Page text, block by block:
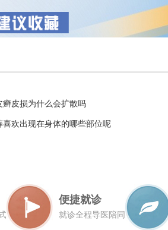
癣皮损为什么会扩散吗
喜欢出现在身体的哪些部位呢
便捷就诊
就诊全程导医陪同